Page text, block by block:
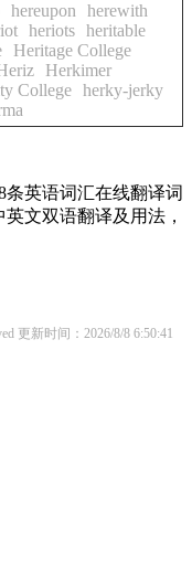
hereupon
herewith
heriots heritable
Heritage College
Herkimer
College herky-jerky
条英语词汇在线翻译词
文双语翻译及用法，
更新时间：2026/8/8 6:50:41